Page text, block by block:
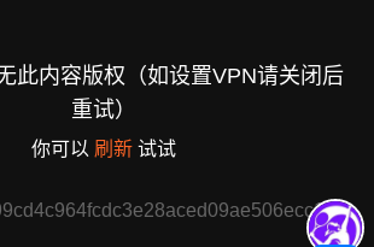
此内容版权（如设置VPN请关闭后
重试）
你可以 刷新 试试